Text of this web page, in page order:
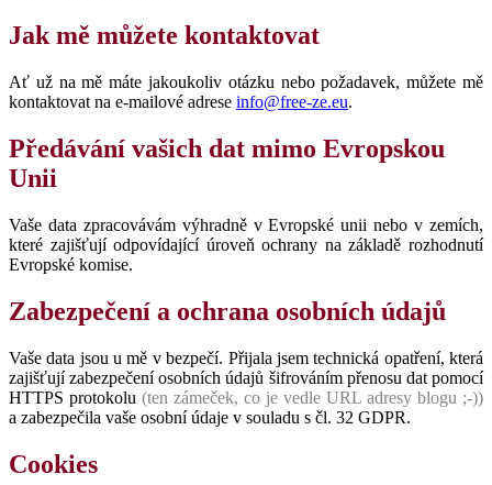
Jak mě můžete kontaktovat
Ať už na mě máte jakoukoliv otázku nebo požadavek, můžete mě
kontaktovat na e-mailové adrese info@free-ze.eu.
Předávání vašich dat mimo Evropskou
Unii
Vaše data zpracovávám výhradně v Evropské unii nebo v zemích,
které zajišťují odpovídající úroveň ochrany na základě rozhodnutí
Evropské komise.
Zabezpečení a ochrana osobních údajů
Vaše data jsou u mě v bezpečí. Přijala jsem technická opatření, která
zajišťují zabezpečení osobních údajů šifrováním přenosu dat pomocí
HTTPS protokolu (ten zámeček, co je vedle URL adresy blogu ;-))
a zabezpečila vaše osobní údaje v souladu s čl. 32 GDPR.
Cookies